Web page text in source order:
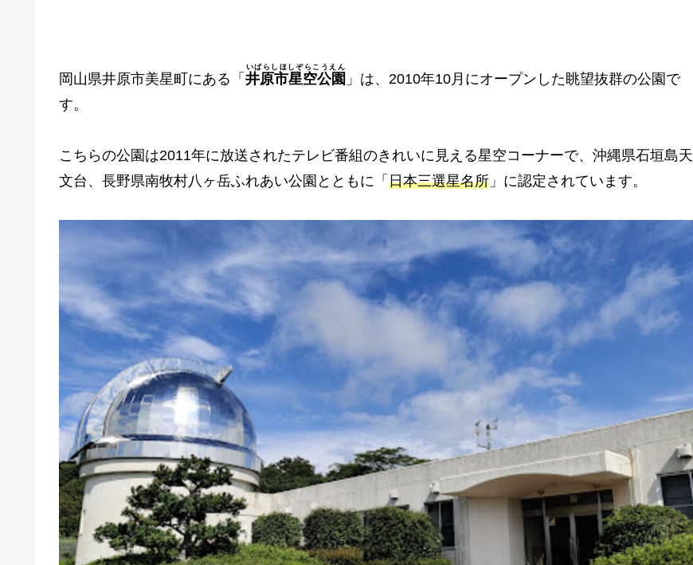
岡山県井原市美星町にある「 井原市星空公園
いばらしほしぞらこうえん
」は、2010年10月にオープンした眺望抜群の公園で
す。
こちらの公園は2011年に放送されたテレビ番組のきれいに見える星空コーナーで、沖縄県石垣島天
文台、長野県南牧村八ヶ岳ふれあい公園とともに「 日本三選星名所 」に認定されています。